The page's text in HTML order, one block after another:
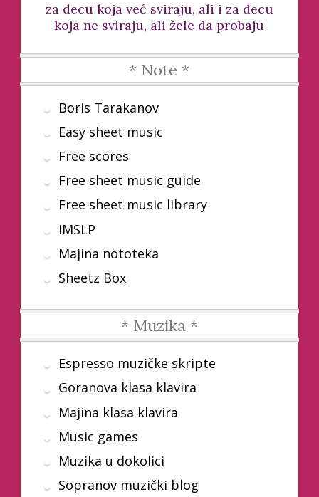
za decu koja već sviraju, ali i za decu
koja ne sviraju, ali žele da probaju
* Note *
Boris Tarakanov
Easy sheet music
Free scores
Free sheet music guide
Free sheet music library
IMSLP
Majina nototeka
Sheetz Box
* Muzika *
Espresso muzičke skripte
Goranova klasa klavira
Majina klasa klavira
Music games
Muzika u dokolici
Sopranov muzički blog